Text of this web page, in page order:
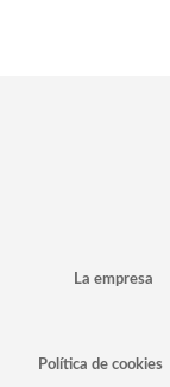
La empresa
Política de cookies